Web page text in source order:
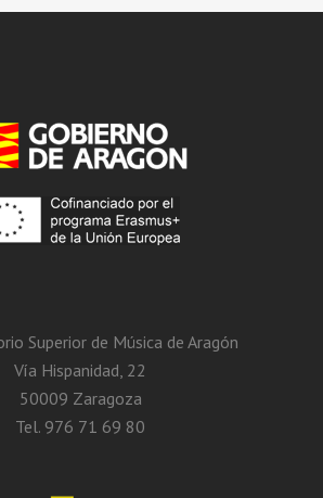
Superior de Música de Aragón
Vía Hispanidad, 22
50009 Zaragoza
Tel. 976 71 69 80